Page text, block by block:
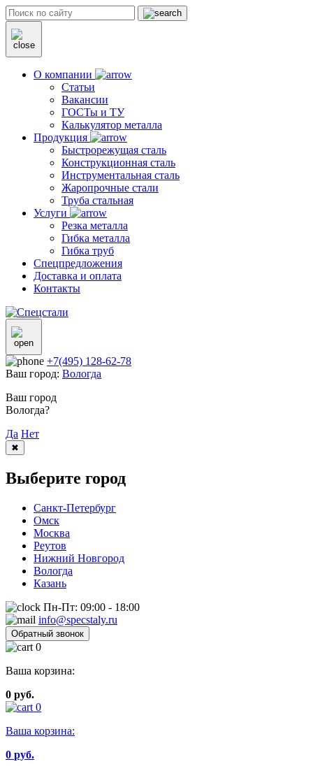
О компании
Статьи
Вакансии
ГОСТы и ТУ
Калькулятор металла
Продукция
Быстрорежущая сталь
Конструкционная сталь
Инструментальная сталь
Жаропрочные стали
Труба стальная
Услуги
Резка металла
Гибка металла
Гибка труб
Спецпредложения
Доставка и оплата
Контакты
+7(495) 128-62-78
Ваш город: Вологда
Ваш город
Вологда?
Да Нет
✖
Выберите город
Санкт-Петербург
Омск
Москва
Реутов
Нижний Новгород
Вологда
Казань
Пн-Пт: 09:00 - 18:00
info@specstaly.ru
Обратный звонок
0
Ваша корзина:
0 руб.
0
Ваша корзина:
0 руб.